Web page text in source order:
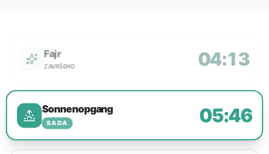
Fajr
ZAVRŠENO 04:13
Sonnenopgang
SADA 05:46